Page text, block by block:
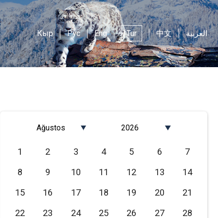
Кыр Рус Eng Tur 中文 العربية
Ağustos
Март
Апрель
2026
2024
2023
1 2 3 4 5 6
7
8
9 10 11 12 13
14
15
16 17 18 19 20
21
22
23 24 25 26 27
28